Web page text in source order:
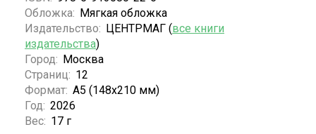
Обложка: Мягкая обложка
Издательство: ЦЕНТРМАГ (все книги
издательства)
Город: Москва
Страниц: 12
Формат: А5 (148x210 мм)
Год: 2026
Вес: 17 г